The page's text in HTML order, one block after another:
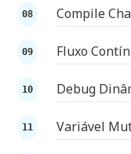
Compile
Fluxo
Debug
Variável